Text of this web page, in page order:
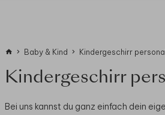
Baby & Kind Kindergeschirr
Kindergeschirr
Bei uns kannst du ganz einfach dein